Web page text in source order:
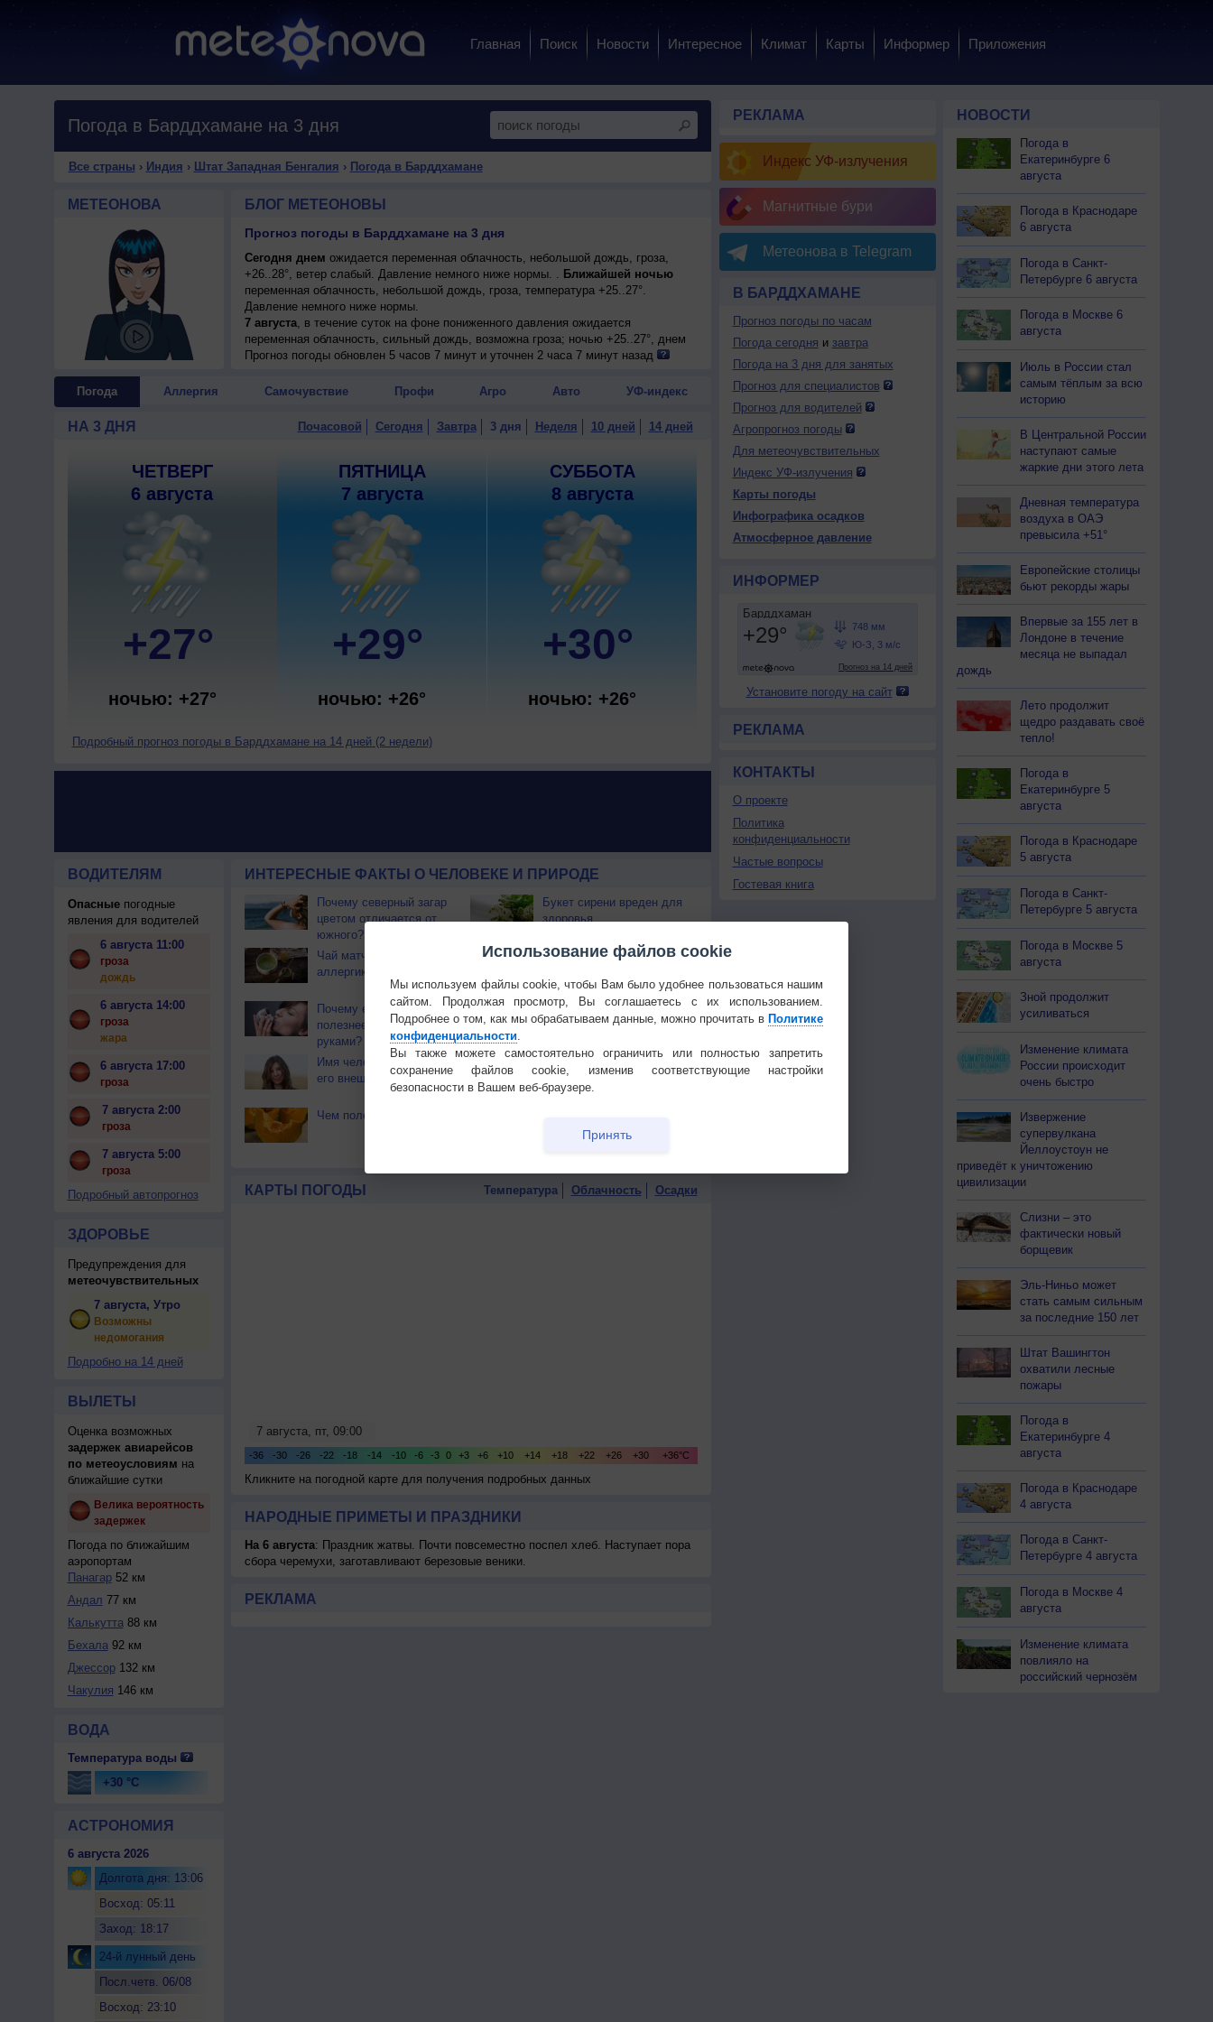
Главная Поиск Новости Интересное Климат Карты Информер Приложения
Погода в Барддхамане на 3 дня
Все страны › Индия › Штат Западная Бенгалия › Погода в Барддхамане
МЕТЕОНОВА БЛОГ МЕТЕОНОВЫ
Прогноз погоды в Барддхамане на 3 дня
Сегодня днем ожидается переменная облачность, небольшой дождь, гроза,
+26..28°, ветер слабый. Давление немного ниже нормы. . Ближайшей ночью
переменная облачность, небольшой дождь, гроза, температура +25..27°.
Давление немного ниже нормы.
7 августа, в течение суток на фоне пониженного давления ожидается
переменная облачность, сильный дождь, возможна гроза; ночью +25..27°, днем
+28..30°, ветер слабый.
Прогноз погоды обновлен 5 часов 7 минут и уточнен 2 часа 7 минут назад
Погода Аллергия Самочувствие Профи Агро Авто УФ-индекс
НА 3 ДНЯ Почасовой Сегодня Завтра 3 дня Неделя 10 дней 14 дней
ЧЕТВЕРГ
6 августа
+27°
ночью: +27°
ПЯТНИЦА
7 августа
+29°
ночью: +26°
СУББОТА
8 августа
+30°
ночью: +26°
Подробный прогноз погоды в Барддхамане на 14 дней (2 недели)
ВОДИТЕЛЯМ
Опасныепогодные
явления для водителей
6 августа 11:00
гроза
дождь
6 августа 14:00
гроза
жара
6 августа 17:00
гроза
7 августа 2:00
гроза
7 августа 5:00
гроза
Подробный автопрогноз
ЗДОРОВЬЕ
Предупреждения для
метеочувствительных
7 августа, Утро
Возможны
недомогания
Подробно на 14 дней
ВЫЛЕТЫ
Оценка возможных
задержек авиарейсов
по метеоусловиям на
ближайшие сутки
Велика вероятность
задержек
Погода по ближайшим
аэропортам
Панагар52 км
Андал 77 км
Калькутта88 км
Бехала92 км
Джессор132 км
Чакулия 146 км
ВОДА
Температура воды
+30 °C
АСТРОНОМИЯ
6 августа 2026
Долгота дня: 13:06
Восход: 05:11
Заход: 18:17
24-й лунный день
Посл.четв. 06/08
Восход: 23:10
ИНТЕРЕСНЫЕ ФАКТЫ О ЧЕЛОВЕКЕ И ПРИРОДЕ
Почему северный загар
цветом отличается от
южного?
Букет сирени вреден для
здоровья
Чай матча может помочь
аллергикам
Для чего нужны шторы?
Почему еда вкуснее и
полезнее, если есть её
руками?
Почему в ненастье
хочется спать?
Имя человека влияет на
его внешность
Пение птиц позитивно
влияет на самочувствие
людей
Чем полезна тыква?
правшей и левшей?
КАРТЫ ПОГОДЫ Температура Облачность Осадки
Кликните на погодной карте для получения подробных данных
НАРОДНЫЕ ПРИМЕТЫ И ПРАЗДНИКИ
На 6 августа: Праздник жатвы. Почти повсеместно поспел хлеб. Наступает пора
сбора черемухи, заготавливают березовые веники.
РЕКЛАМА
РЕКЛАМА
Индекс УФ-излучения
Магнитные бури
Метеонова в Telegram
В БАРДДХАМАНЕ
Прогноз погоды по часам
Погода сегодня и завтра
Погода на 3 дня для занятых
Прогноз для специалистов
Прогноз для водителей
Агропрогноз погоды
Для метеочувствительных
Индекс УФ-излучения
Карты погоды
Инфографика осадков
Атмосферное давление
ИНФОРМЕР
Установите погоду на сайт
РЕКЛАМА
КОНТАКТЫ
О проекте
Политика
конфиденциальности
Частые вопросы
Гостевая книга
НОВОСТИ
Погода в
Екатеринбурге 6
августа
Погода в Краснодаре
6 августа
Погода в Санкт-
Петербурге 6 августа
Погода в Москве 6
августа
Июль в России стал
самым тёплым за всю
историю
В Центральной России
наступают самые
жаркие дни этого лета
Дневная температура
воздуха в ОАЭ
превысила +51°
Европейские столицы
бьют рекорды жары
Впервые за 155 лет в
Лондоне в течение
месяца не выпадал
дождь
Лето продолжит
щедро раздавать своё
тепло!
Погода в
Екатеринбурге 5
августа
Погода в Краснодаре
5 августа
Погода в Санкт-
Петербурге 5 августа
Погода в Москве 5
августа
Зной продолжит
усиливаться
Изменение климата
России происходит
очень быстро
Извержение
супервулкана
Йеллоустоун не
приведёт к уничтожению
цивилизации
Слизни – это
фактически новый
борщевик
Эль-Ниньо может
стать самым сильным
за последние 150 лет
Штат Вашингтон
охватили лесные
пожары
Погода в
Екатеринбурге 4
августа
Погода в Краснодаре
4 августа
Погода в Санкт-
Петербурге 4 августа
Погода в Москве 4
августа
Изменение климата
повлияло на
российский чернозём
Использование файлов cookie
Мы используем файлы cookie, чтобы Вам было удобнее пользоваться нашим
сайтом. Продолжая просмотр, Вы соглашаетесь с их использованием.
Подробнее о том, как мы обрабатываем данные, можно прочитать в Политике
конфиденциальности.
Вы также можете самостоятельно ограничить или полностью запретить
сохранение файлов cookie, изменив соответствующие настройки
безопасности в Вашем веб-браузере.
Принять